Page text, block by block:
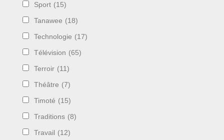
Sport (15)
Tanawee (18)
Technologie (17)
Télévision (65)
Terroir (11)
Théâtre (7)
Timoté (15)
Traditions (8)
Travail (12)